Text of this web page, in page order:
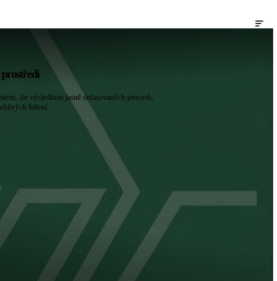
ale výsledkem jasně definovaných procesů,
řešení.